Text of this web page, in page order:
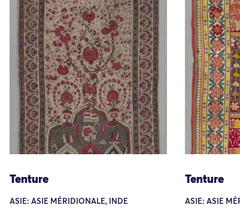
Tenture
ASIE: ASIE MÉRIDIONALE, INDE
Tenture
ASIE: ASIE